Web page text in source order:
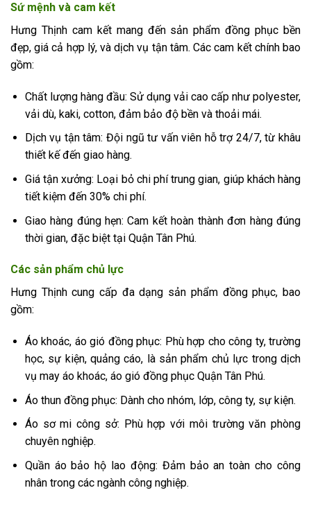
Sứ mệnh và cam kết
Hưng Thịnh cam kết mang đến sản phẩm đồng phục bền
đẹp, giá cả hợp lý, và dịch vụ tận tâm. Các cam kết chính bao
gồm:
Chất lượng hàng đầu: Sử dụng vải cao cấp như polyester,
vải dù, kaki, cotton, đảm bảo độ bền và thoải mái.
Dịch vụ tận tâm: Đội ngũ tư vấn viên hỗ trợ 24/7, từ khâu
thiết kế đến giao hàng.
Giá tận xưởng: Loại bỏ chi phí trung gian, giúp khách hàng
tiết kiệm đến 30% chi phí.
Giao hàng đúng hẹn: Cam kết hoàn thành đơn hàng đúng
thời gian, đặc biệt tại Quận Tân Phú.
Các sản phẩm chủ lực
Hưng Thịnh cung cấp đa dạng sản phẩm đồng phục, bao
gồm:
Áo khoác, áo gió đồng phục: Phù hợp cho công ty, trường
học, sự kiện, quảng cáo, là sản phẩm chủ lực trong dịch
vụ may áo khoác, áo gió đồng phục Quận Tân Phú.
Áo thun đồng phục: Dành cho nhóm, lớp, công ty, sự kiện.
Áo sơ mi công sở: Phù hợp với môi trường văn phòng
chuyên nghiệp.
Quần áo bảo hộ lao động: Đảm bảo an toàn cho công
nhân trong các ngành công nghiệp.